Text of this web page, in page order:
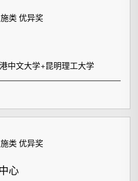
类 优异奖
中文大学+昆明理工大学
类 优异奖
心